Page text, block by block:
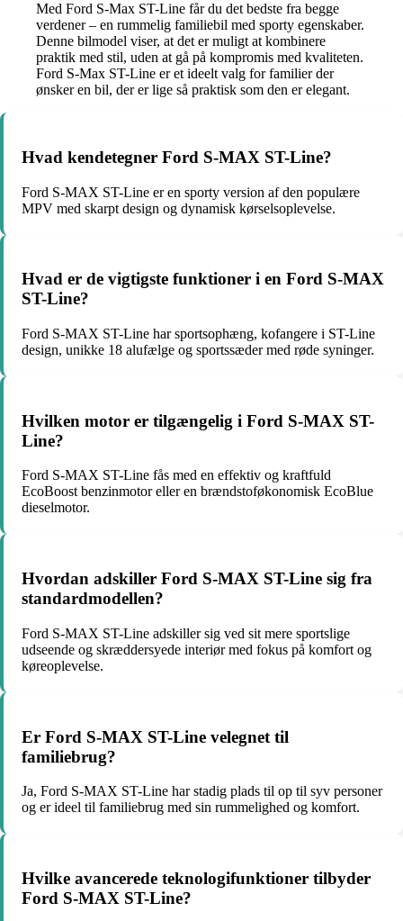
Med Ford S-Max ST-Line får du det bedste fra begge
verdener – en rummelig familiebil med sporty egenskaber.
Denne bilmodel viser, at det er muligt at kombinere
praktik med stil, uden at gå på kompromis med kvaliteten.
Ford S-Max ST-Line er et ideelt valg for familier der
ønsker en bil, der er lige så praktisk som den er elegant.
Hvad kendetegner Ford S-MAX ST-Line?
Ford S-MAX ST-Line er en sporty version af den populære
MPV med skarpt design og dynamisk kørselsoplevelse.
Hvad er de vigtigste funktioner i en Ford S-MAX
ST-Line?
Ford S-MAX ST-Line har sportsophæng, kofangere i ST-Line
design, unikke 18 alufælge og sportssæder med røde syninger.
Hvilken motor er tilgængelig i Ford S-MAX ST-
Line?
Ford S-MAX ST-Line fås med en effektiv og kraftfuld
EcoBoost benzinmotor eller en brændstoføkonomisk EcoBlue
dieselmotor.
Hvordan adskiller Ford S-MAX ST-Line sig fra
standardmodellen?
Ford S-MAX ST-Line adskiller sig ved sit mere sportslige
udseende og skræddersyede interiør med fokus på komfort og
køreoplevelse.
Er Ford S-MAX ST-Line velegnet til
familiebrug?
Ja, Ford S-MAX ST-Line har stadig plads til op til syv personer
og er ideel til familiebrug med sin rummelighed og komfort.
Hvilke avancerede teknologifunktioner tilbyder
Ford S-MAX ST-Line?